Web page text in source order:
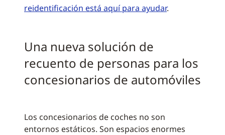
reidentificación está aquí para ayudar.
Una nueva solución de
recuento de personas para los
concesionarios de automóviles
Los concesionarios de coches no son
entornos estáticos. Son espacios enormes